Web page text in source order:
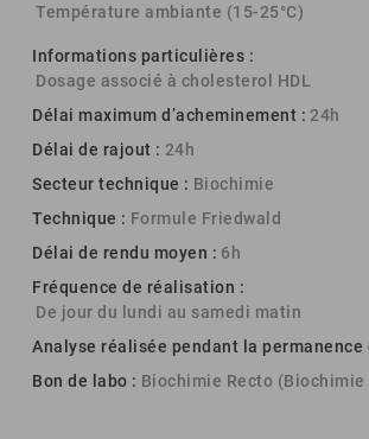
Température ambiante (15-25°C)
Informations particulières :
Dosage associé à cholesterol HDL
Délai maximum d’acheminement : 24h
Délai de rajout : 24h
Secteur technique : Biochimie
Technique : Formule Friedwald
Délai de rendu moyen : 6h
Fréquence de réalisation :
De jour du lundi au samedi matin
Analyse réalisée pendant la permanence
Bon de labo : Biochimie Recto (Biochimie